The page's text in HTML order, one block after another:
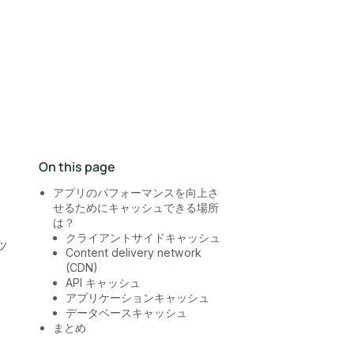
On this page
アプリのパフォーマンスを向上さ
せるためにキャッシュできる場所
は？
クライアントサイドキャッシュ
Content delivery network
(CDN)
API キャッシュ
アプリケーションキャッシュ
データベースキャッシュ
まとめ